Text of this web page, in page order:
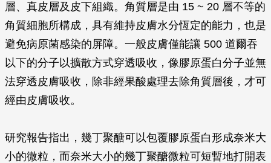
層、真皮層及皮下組織。角質層是由 15 ~ 20 層不等的
角質細胞所構成，具有維持皮膚水分恆定的能力，也是
避免病原菌感染的屏障。一般皮膚僅能讓 500 道爾吞
以下的分子以擴散方式穿透吸收，像膠原蛋白分子並無
法穿透皮膚吸收，除非經果酸處理去除角質層後，才可
經由皮膚吸收。
研究報告指出，幾丁聚醣可以包覆膠原蛋白形成奈米大
小的微粒，而奈米大小的幾丁聚醣微粒可短暫地打開表